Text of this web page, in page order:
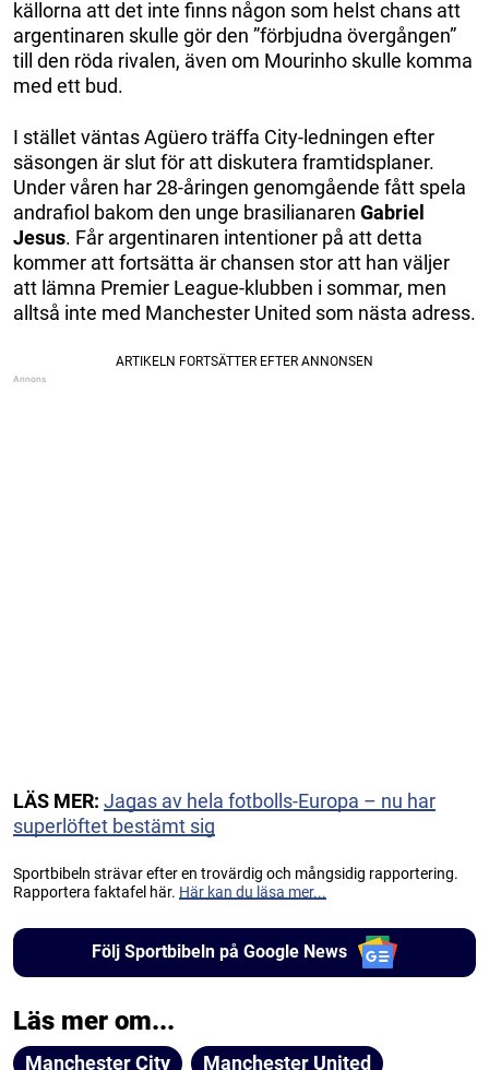
källorna att det inte finns någon som helst chans att
argentinaren skulle gör den ”förbjudna övergången”
till den röda rivalen, även om Mourinho skulle komma
med ett bud.
I stället väntas Agüero träffa City-ledningen efter
säsongen är slut för att diskutera framtidsplaner.
Under våren har 28-åringen genomgående fått spela
andrafiol bakom den unge brasilianaren Gabriel
Jesus. Får argentinaren intentioner på att detta
kommer att fortsätta är chansen stor att han väljer
att lämna Premier League-klubben i sommar, men
alltså inte med Manchester United som nästa adress.
LÄS MER: Jagas av hela fotbolls-Europa – nu har
superlöftet bestämt sig
Sportbibeln strävar efter en trovärdig och mångsidig rapportering.
Rapportera faktafel här. Här kan du läsa mer...
Följ Sportbibeln på Google News
Läs mer om...
Manchester City Manchester United